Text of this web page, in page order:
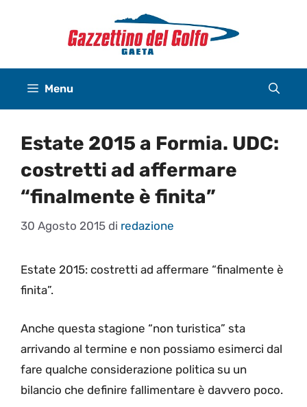
Menu
Estate 2015 a Formia. UDC:
costretti ad affermare
“finalmente è finita”
30 Agosto 2015 di redazione
Estate 2015: costretti ad affermare “finalmente è
finita”.
Anche questa stagione “non turistica” sta
arrivando al termine e non possiamo esimerci dal
fare qualche considerazione politica su un
bilancio che definire fallimentare è davvero poco.